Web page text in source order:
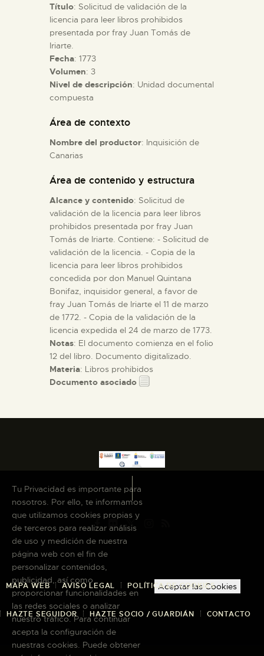
█
EL MUSEO
COLECCIONES
DIDÁCTICA
ESPAÑOL
Título: Solicitud de validación de la
licencia para leer libros prohibidos
presentada por fray Juan Tomás de
Iriarte.
Fecha: 1773
Volumen: 3
Nivel de descripción: Unidad documental
compuesta
Área de contexto
Nombre del productor: Inquisición de
Canarias
Área de contenido y estructura
Alcance y contenido: Solicitud de
validación de la licencia para leer libros
prohibidos presentada por fray Juan
Tomás de Iriarte. Contiene: - Solicitud de
validación de la licencia. - Copia de la
licencia para leer libros prohibidos
concedida por don Manuel Quintana
Bonifaz, inquisidor general, a favor de
fray Juan Tomás de Iriarte el 11 de marzo
de 1772. - Copia de la validación de la
licencia expedida el 24 de marzo de 1773.
Notas: El documento comienza en el folio
12 del libro. Documento digitalizado.
Materia: Libros prohibidos
Documento asociado
MAPA WEB AVISO LEGAL POLÍTICA DE COOKIES
HAZTE SEGUIDOR HAZTE SOCIO / GUARDIÁN CONTACTO
Tu Privacidad es importante para
nosotros. Por ello, te informamos
que utilizamos cookies propias y
de terceros para realizar análisis
de uso y medición de nuestra
página web con el fin de
personalizar contenidos,
publicidad, así como
proporcionar funcionalidades en
las redes sociales o analizar
nuestro tráfico. Para continuar
acepta la configuración de
nuestras cookies. Puede obtener
Aceptar las Cookies